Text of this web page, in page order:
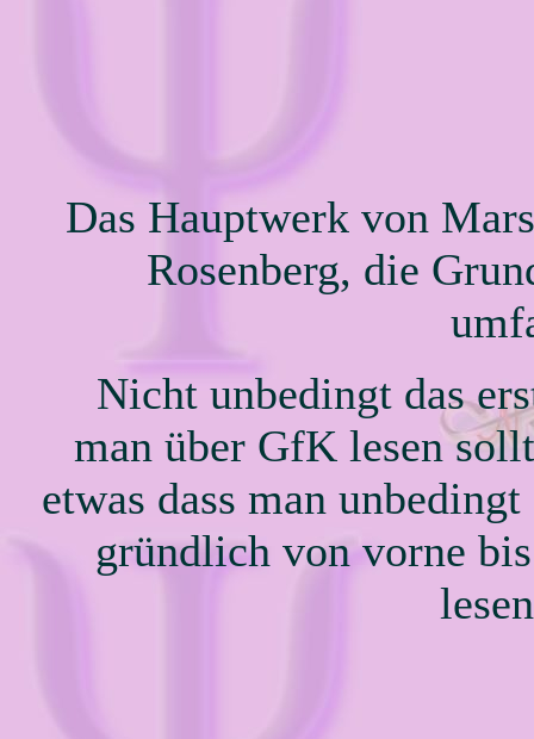
Das Hauptwerk von
Rosenberg, die
Nicht unbedingt das
man über GfK lesen
etwas dass man
gründlich von vorne